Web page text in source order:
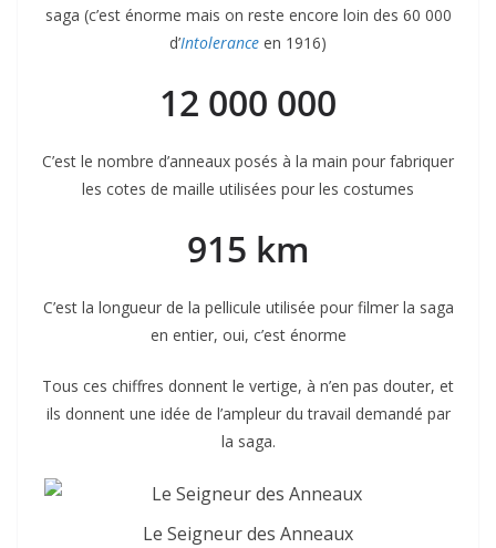
saga (c’est énorme mais on reste encore loin des 60 000
d’Intolerance en 1916)
12 000 000
C’est le nombre d’anneaux posés à la main pour fabriquer
les cotes de maille utilisées pour les costumes
915 km
C’est la longueur de la pellicule utilisée pour filmer la saga
en entier, oui, c’est énorme
Tous ces chiffres donnent le vertige, à n’en pas douter, et
ils donnent une idée de l’ampleur du travail demandé par
la saga.
Le Seigneur des Anneaux